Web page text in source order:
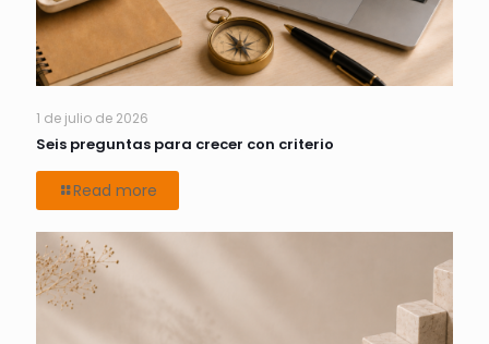
1 de julio de 2026
Seis preguntas para crecer con criterio
Read more